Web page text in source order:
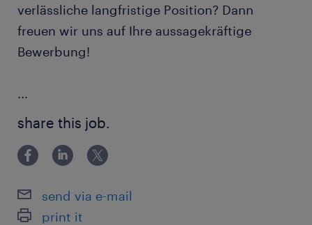
verlässliche langfristige Position? Dann
freuen wir uns auf Ihre aussagekräftige
Bewerbung!
...
share this job.
send via e-mail
print it